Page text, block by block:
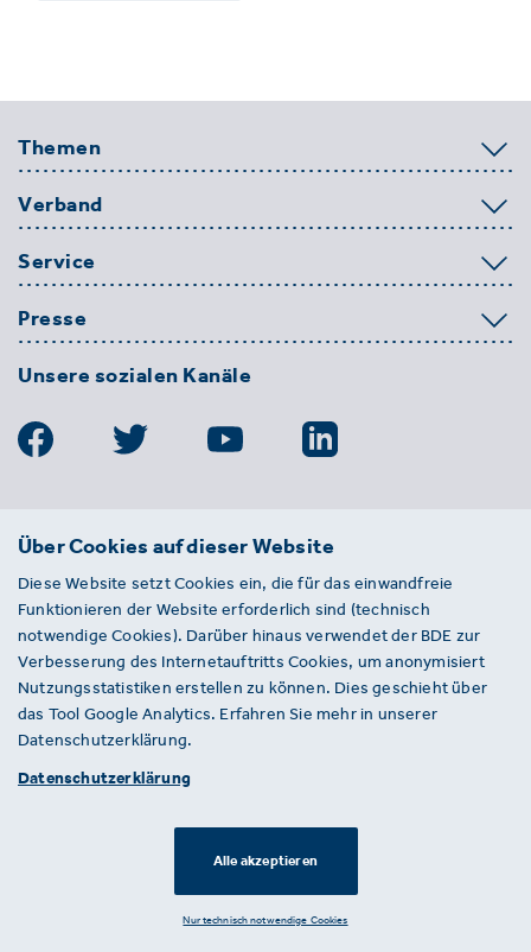
Themen
Verband
Service
Presse
Unsere sozialen Kanäle
BDE
Entsorgungs-, Wasser- und
Kreislaufwirtschaft e. V.
Von-der-Heydt-Straße 2
D 10785 Berlin
Sie haben einen Fehler auf unserer Website
gefunden? Ihnen ist ein defekter Link
aufgefallen? Wir freuen uns über Ihren
Über Cookies auf dieser Website
Diese Website setzt Cookies ein, die für das einwandfreie
Funktionieren der Website erforderlich sind (technisch
notwendige Cookies). Darüber hinaus verwendet der BDE zur
Verbesserung des Internetauftritts Cookies, um anonymisiert
Nutzungsstatistiken erstellen zu können. Dies geschieht über
das Tool Google Analytics. Erfahren Sie mehr in unserer
Datenschutzerklärung.
Datenschutzerklärung
Alle akzeptieren
Nur technisch notwendige Cookies